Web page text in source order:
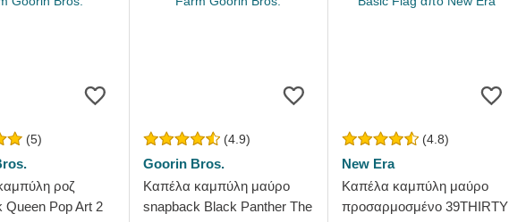
(5)
ροζ
Queen Pop Art 2
(4.9)
Goorin Bros.
Καπέλα καμπύλη μαύρο
snapback Black Panther The
(4.8)
New Era
Καπέλα καμπύλη μαύρο
προσαρμοσμένο 39THIRTY